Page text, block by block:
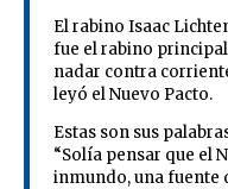
El rabino Isaac
fue el rabino
nadar contra
leyó el Nuevo Pacto.
Estas son sus
“Solía ​​pensar que el
inmundo, una fuente